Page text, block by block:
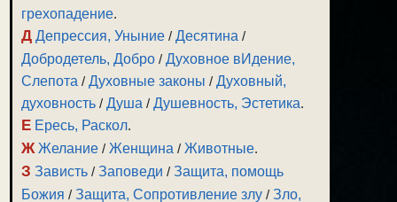
грехопадение.
Д Депрессия, Уныние /Десятина /
Добродетель, Добро /Духовное вИдение,
Слепота /Духовные законы /Духовный,
духовность /Душа /Душевность, Эстетика.
Е Ересь, Раскол.
Ж Желание /Женщина /Животные.
З Зависть /Заповеди /Защита, помощь
Божия /Защита, Сопротивление злу /Зло,